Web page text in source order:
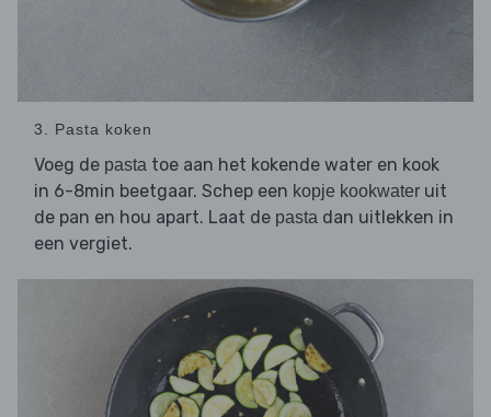
3. Pasta koken
Voeg de pasta toe aan het kokende water en kook
in 6-8min beetgaar. Schep een kopje kookwater uit
de pan en hou apart. Laat de pasta dan uitlekken in
een vergiet.